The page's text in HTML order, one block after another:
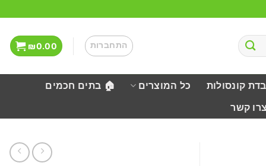
התחברות ₪0.00
קונסולות כל המוצרים
🏠 בתים חכמים
קשר